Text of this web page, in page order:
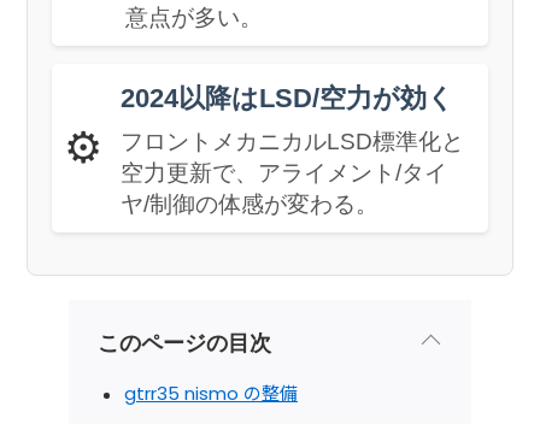
意点が多い。
⚙️
2024以降はLSD/空力が効く
フロントメカニカルLSD標準化と
空力更新で、アライメント/タイ
ヤ/制御の体感が変わる。
このページの目次
gtrr35 nismo の整備